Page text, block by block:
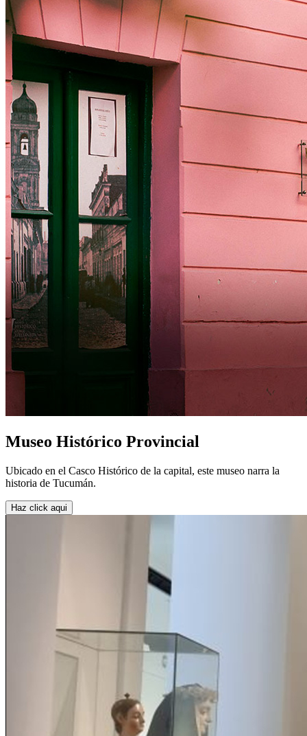
Museo Histórico Provincial
Ubicado en el Casco Histórico de la capital, este museo narra la
historia de Tucumán.
Haz click aqui